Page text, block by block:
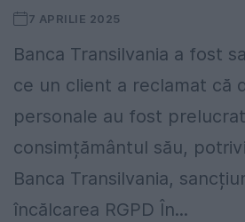
7 APRILIE 2025
Banca Transilvania a fost
ce un client a reclamat că
personale au fost
consimțământul său,
Banca Transilvania,
încălcarea RGPD În...